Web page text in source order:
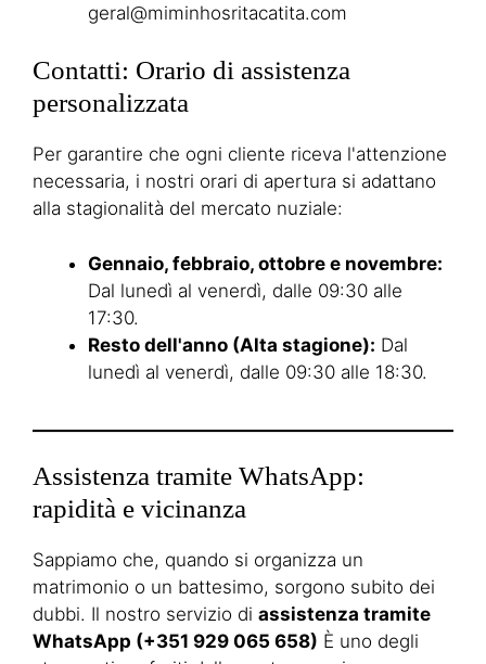
geral@miminhosritacatita.com
Contatti: Orario di assistenza
personalizzata
Per garantire che ogni cliente riceva l'attenzione
necessaria, i nostri orari di apertura si adattano
alla stagionalità del mercato nuziale:
Gennaio, febbraio, ottobre e novembre:
Dal lunedì al venerdì, dalle 09:30 alle
17:30.
Resto dell'anno (Alta stagione): Dal
lunedì al venerdì, dalle 09:30 alle 18:30.
Assistenza tramite WhatsApp:
rapidità e vicinanza
Sappiamo che, quando si organizza un
matrimonio o un battesimo, sorgono subito dei
dubbi. Il nostro servizio di assistenza tramite
WhatsApp (+351 929 065 658) È uno degli